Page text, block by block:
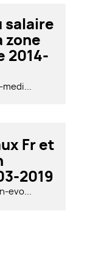
salaire
zone
2014-
Fr et
2019
evo...